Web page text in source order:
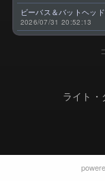
ビーバス＆バットヘッ
2026/07/31 20:52:13
ライト